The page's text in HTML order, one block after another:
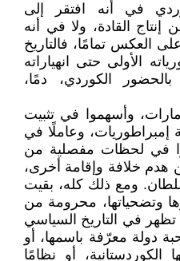
في أنه افتقر إلى
القادة، ولا في أنه
العكس تمامًا، فالتاريخ
الأولى حتى انهياراته
الكوردي، دمًا،
وأسهموا في تثبيت
إمبراطوريات، وعاملًا في
في لحظات مفصلية من
هدم خلافة وإقامة أخرى،
ومع ذلك كله، بقيت
وتضحياتها، محرومة من
في التاريخ السياسي
دولة معرّفة باسمها، أو
الكوردستانية، أو نظامًا